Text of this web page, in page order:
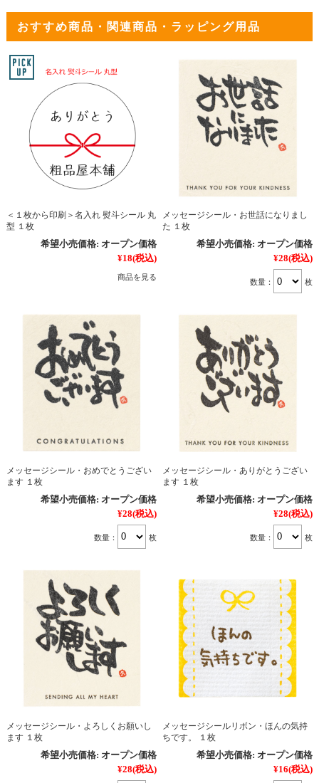
おすすめ商品・関連商品・ラッピング用品
＜１枚から印刷＞名入れ 熨斗シール 丸
型 １枚
希望小売価格: オープン価格
¥18(税込)
商品を見る
メッセージシール・お世話になりまし
た １枚
希望小売価格: オープン価格
¥28(税込)
数量： 枚
メッセージシール・おめでとうござい
ます １枚
希望小売価格: オープン価格
¥28(税込)
数量： 枚
メッセージシール・ありがとうござい
ます １枚
希望小売価格: オープン価格
¥28(税込)
数量： 枚
メッセージシール・よろしくお願いし
ます １枚
希望小売価格: オープン価格
¥28(税込)
メッセージシールリボン・ほんの気持
ちです。 １枚
希望小売価格: オープン価格
¥16(税込)